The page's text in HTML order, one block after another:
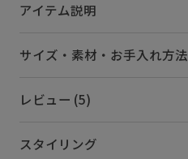
アイテム説明
サイズ・素材・お手入れ方法
レビュー (5)
スタイリング